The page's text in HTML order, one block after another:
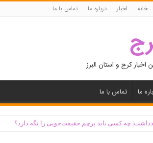
خانه اخبار درباره ما تماس با ما
کرج و استان البرز
ما تماس با ما
‌چه کسی باید پرچم حقیقت‌جویی را نگه دارد؟